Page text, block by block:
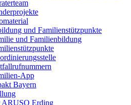
und Familienstützpunkte
und Familienbildung
App
Bayern
ARUSO Erding